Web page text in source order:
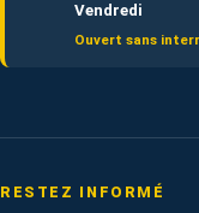
Vendredi
Ouvert sans
RESTEZ INFORMÉ